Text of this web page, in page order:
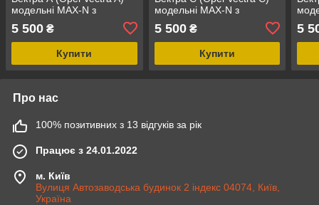
модельні MAX-N з
екошкіри Чорно-червоний
5 500 ₴
Купити
модельні MAX-N з
графіт
5 500₴
Купити
5
Про нас
100% позитивних з 13 відгуків за рік
Працює з 24.01.2022
м. Київ
Вулиця Автозаводська будинок 2 індекс 04074, Київ,
Україна